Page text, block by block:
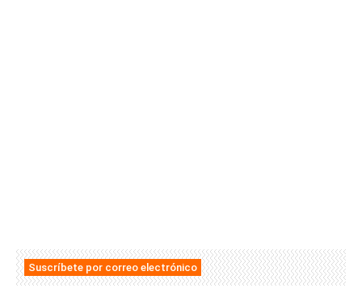
Suscríbete por correo electrónico